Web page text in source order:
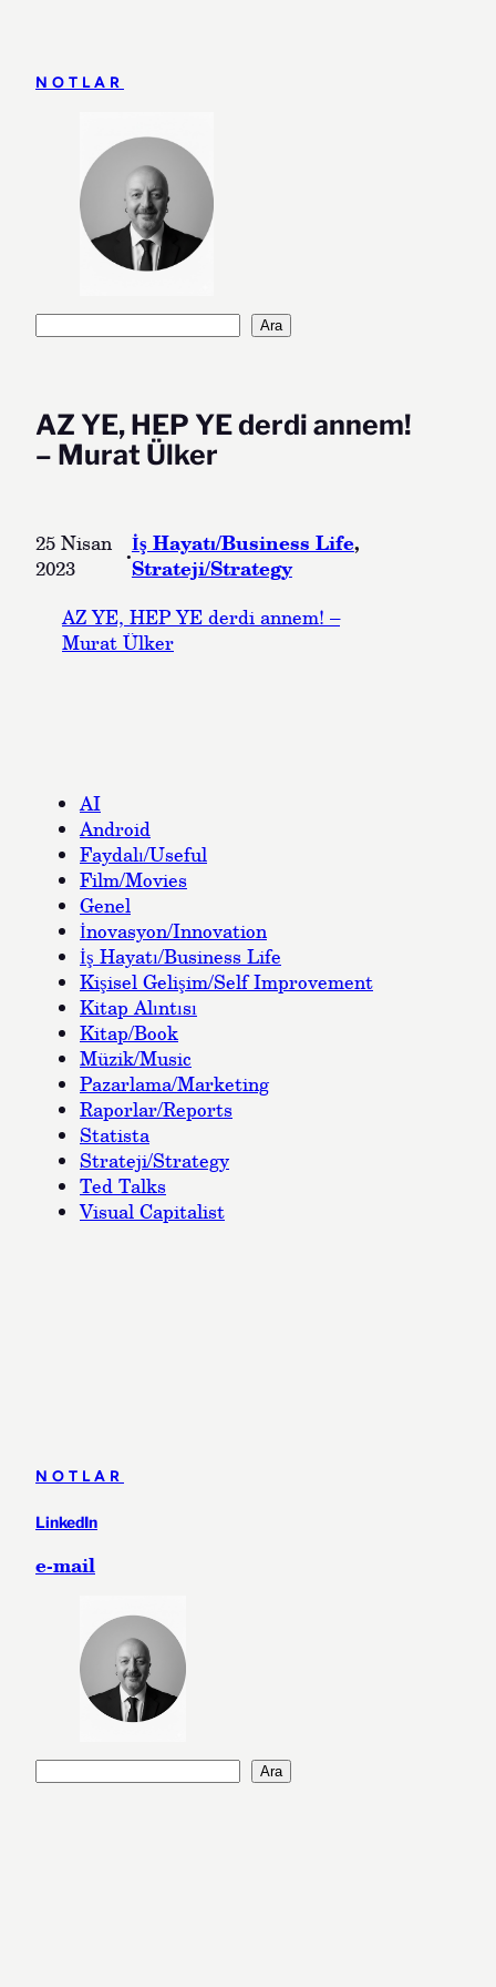
NOTLAR
Ara
AZ YE, HEP YE derdi annem!
– Murat Ülker
25 Nisan
2023
·İş Hayatı/Business Life
Strateji/Strategy
AZ YE, HEP YE derdi annem! –
Murat Ülker
AI
Android
Faydalı/Useful
Film/Movies
Genel
İnovasyon/Innovation
İş Hayatı/Business Life
Kişisel Gelişim/Self Improvement
Kitap Alıntısı
Kitap/Book
Müzik/Music
Pazarlama/Marketing
Raporlar/Reports
Statista
Strateji/Strategy
Ted Talks
Visual Capitalist
NOTLAR
LinkedIn
e-mail
Ara